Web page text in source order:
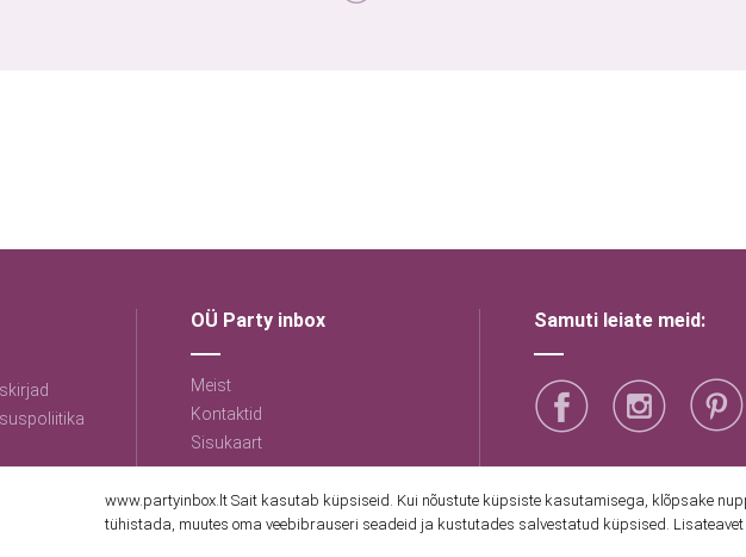
OÜ Party inbox
Meist
Kontaktid
Sisukaart
Samuti leiate meid:
www.partyinbox.lt Sait kasutab küpsiseid. Kui nõustute küpsiste kasutamisega, klõpsake
tühistada, muutes oma veebibrauseri seadeid ja kustutades salvestatud küpsised.